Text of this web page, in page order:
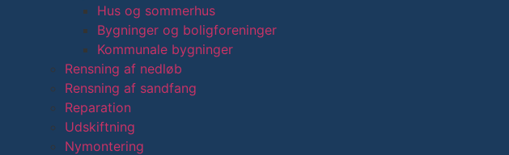
Hus og sommerhus
Bygninger og boligforeninger
Kommunale bygninger
Rensning af nedløb
Rensning af sandfang
Reparation
Udskiftning
Nymontering